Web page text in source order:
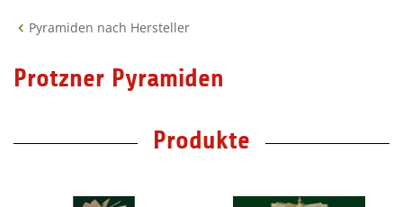
Pyramiden nach Hersteller
Protzner Pyramiden
Produkte